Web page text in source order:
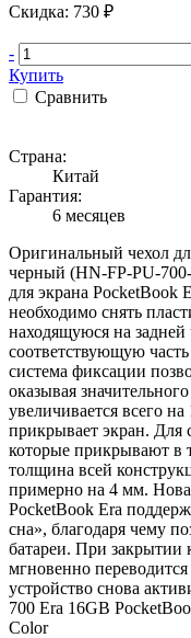
Cкидка: 730 ₽
-
Купить
Сравнить
Страна:
Китай
Гарантия:
6 месяцев
Оригинальный чехол
черный (HN-FP-PU-
для экрана PocketBook
необходимо снять
находящуюся на задней
соответствующую
система фиксации
оказывая
увеличивается всего
прикрывает экран. Для
которые прикрывают в
толщина всей
примерно на 4 мм.
PocketBook Era
сна», благодаря чему
батареи. При закрытии
мгновенно
устройство снова
700 Era 16GB
Color